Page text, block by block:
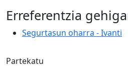
Erreferentzia
Segurtasun oharra - Ivanti
Partekatu